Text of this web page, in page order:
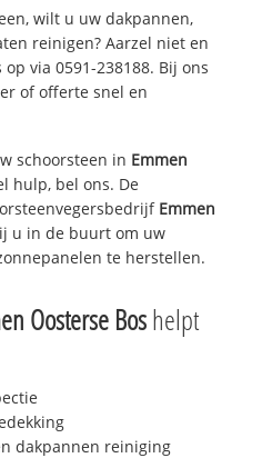
wilt u uw dakpannen,
reinigen? Aarzel niet en
via 0591-238188. Bij ons
of offerte snel en
schoorsteen in Emmen
hulp, bel ons. De
Emmen
u in de buurt om uw
te herstellen.
Oosterse Boshelpt
dakpannen reiniging